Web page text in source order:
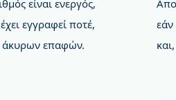
είναι ενεργός,
εγγραφεί ποτέ,
άκυρων επαφών.
εάν